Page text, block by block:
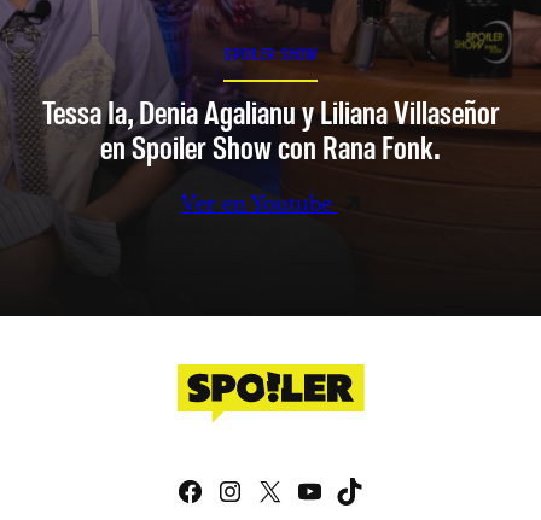
SPOILER SHOW
Tessa Ia, Denia Agalianu y Liliana Villaseñor
en Spoiler Show con Rana Fonk.
Ver en Youtube
Facebook
Instagram
X YouTube